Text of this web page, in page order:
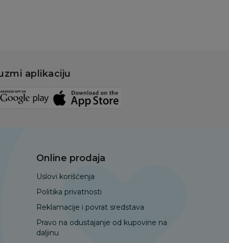
aplikaciju
Online prodaja
Uslovi korišćenja
Politika privatnosti
Reklamacije i povrat sredstava
Pravo na odustajanje od kupovine na
daljinu